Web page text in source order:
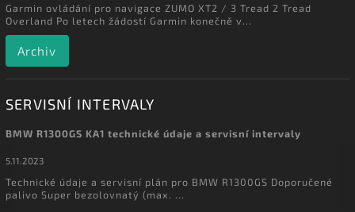
Garmin ovládání pro navigace ZUMO XT2 / 3 Tread 2 Tread
Overland Po letech žádostí Garmin konečně v...
Archiv
SERVISNÍ INTERVALY
BMW R1300GS KA1 technické údaje a servisní intervaly
5.11.2023
Technické údaje a servisní plán pro BMW R1300GS Doporučené
palivo Super bezolovnatý (max. ...